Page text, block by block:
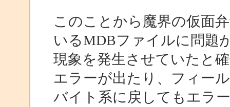
このことから魔界の仮面
いるMDBファイルに問題
現象を発生させていたと
エラーが出たり、フィー
バイト系に戻してもエラ